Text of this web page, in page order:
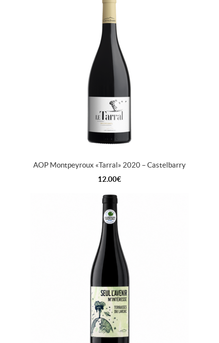
AOP Montpeyroux « Tarral » 2020 – Castelbarry
12.00€